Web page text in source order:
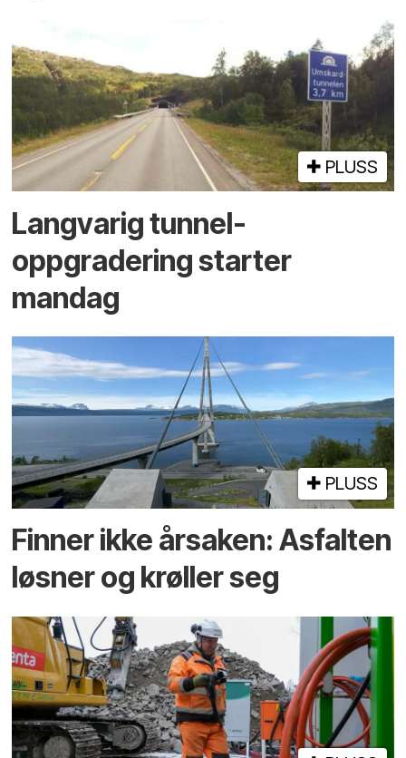
PLUSS
Langvarig tunnel­
oppgradering starter
mandag
PLUSS
Finner ikke årsaken: Asfalten
løsner og krøller seg